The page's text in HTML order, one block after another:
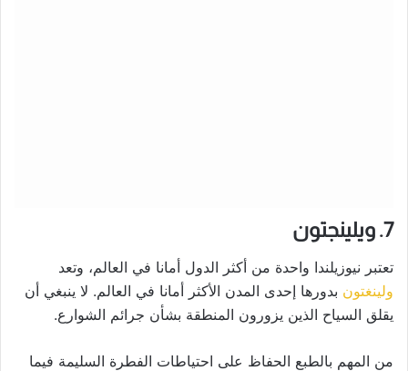
7. ويلينجتون
تعتبر نيوزيلندا واحدة من أكثر الدول أمانا في العالم، وتعد
ولينغتون بدورها إحدى المدن الأكثر أمانا في العالم. لا ينبغي أن
يقلق السياح الذين يزورون المنطقة بشأن جرائم الشوارع.
من المهم بالطبع الحفاظ على احتياطات الفطرة السليمة فيما